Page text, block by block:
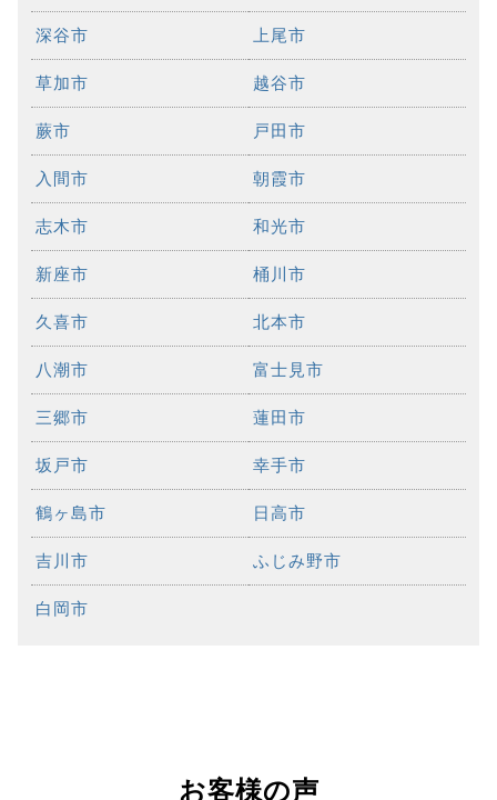
深谷市 上尾市
草加市 越谷市
蕨市 戸田市
入間市 朝霞市
志木市 和光市
新座市 桶川市
久喜市 北本市
八潮市 富士見市
三郷市 蓮田市
坂戸市 幸手市
鶴ヶ島市 日高市
吉川市 ふじみ野市
白岡市
お客様の声